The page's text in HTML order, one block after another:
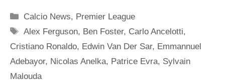
Categorie
Calcio News, Premier League
Tag
Alex Ferguson, Ben Foster, Carlo Ancelotti,
Cristiano Ronaldo, Edwin Van Der Sar, Emmannuel
Adebayor, Nicolas Anelka, Patrice Evra, Sylvain
Malouda